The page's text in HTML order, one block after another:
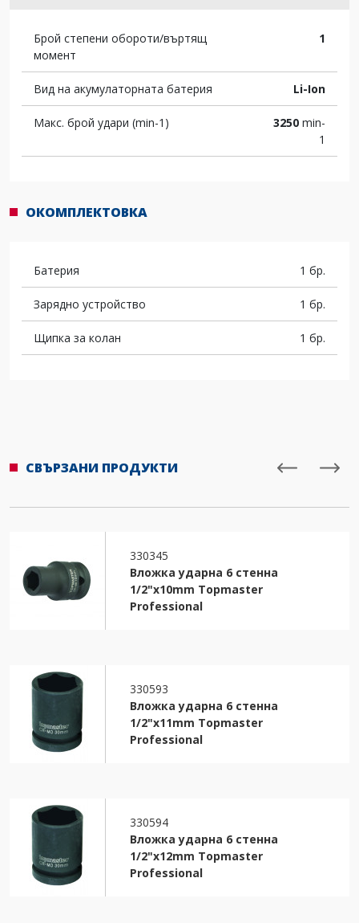
Брой степени обороти/въртящ
момент
1
Вид на акумулаторната батерия Li-Ion
Макс. брой удари (min-1) 3250 min-
1
ОКОМПЛЕКТОВКА
Батерия 1 бр.
Зарядно устройство 1 бр.
Щипка за колан 1 бр.
СВЪРЗАНИ ПРОДУКТИ
330345
Вложка ударна 6 стенна
1/2"х10mm Topmaster
Professional
330593
Вложка ударна 6 стенна
1/2"х11mm Topmaster
Professional
330594
Вложка ударна 6 стенна
1/2"х12mm Topmaster
Professional